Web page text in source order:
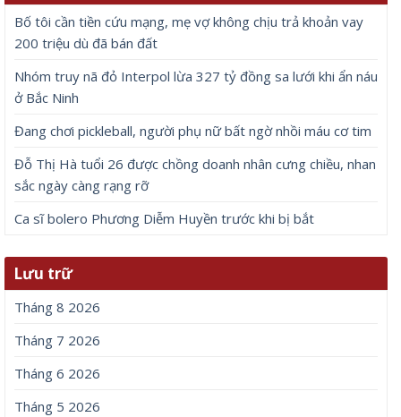
Bố tôi cần tiền cứu mạng, mẹ vợ không chịu trả khoản vay
200 triệu dù đã bán đất
Nhóm truy nã đỏ Interpol lừa 327 tỷ đồng sa lưới khi ẩn náu
ở Bắc Ninh
Đang chơi pickleball, người phụ nữ bất ngờ nhồi máu cơ tim
Đỗ Thị Hà tuổi 26 được chồng doanh nhân cưng chiều, nhan
sắc ngày càng rạng rỡ
Ca sĩ bolero Phương Diễm Huyền trước khi bị bắt
Lưu trữ
Tháng 8 2026
Tháng 7 2026
Tháng 6 2026
Tháng 5 2026